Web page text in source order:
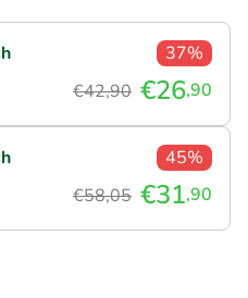
37%
€42,90 €26,90
45%
€58,05 €31,90